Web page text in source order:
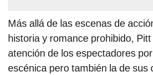
Más allá de las escenas de
historia y romance prohibido,
atención de los espectadores
escénica pero también la de sus